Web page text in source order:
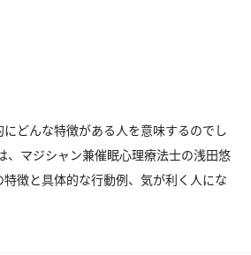
どんな特徴がある人を意味するのでし
マジシャン兼催眠心理療法士の浅田悠
徴と具体的な行動例、気が利く人にな